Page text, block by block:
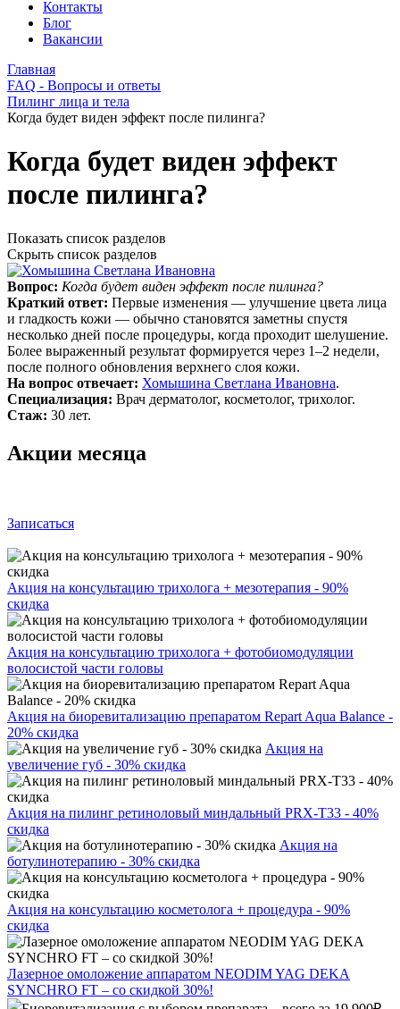
Контакты
Блог
Вакансии
Главная
FAQ - Вопросы и ответы
Пилинг лица и тела
Когда будет виден эффект после пилинга?
Когда будет виден эффект
после пилинга?
Показать список разделов
Скрыть список разделов
Вопрос: Когда будет виден эффект после пилинга?
Краткий ответ: Первые изменения — улучшение цвета лица
и гладкость кожи — обычно становятся заметны спустя
несколько дней после процедуры, когда проходит шелушение.
Более выраженный результат формируется через 1–2 недели,
после полного обновления верхнего слоя кожи.
На вопрос отвечает: Хомышина Светлана Ивановна.
Специализация: Врач дерматолог, косметолог, трихолог.
Стаж: 30 лет.
Акции месяца
Записаться
Акция на консультацию трихолога + мезотерапия - 90%
скидка
Акция на консультацию трихолога + фотобиомодуляции
волосистой части головы
Акция на биоревитализацию препаратом Repart Aqua Balance -
20% скидка
Акция на
увеличение губ - 30% скидка
Акция на пилинг ретиноловый миндальный PRX-T33 - 40%
скидка
Акция на
ботулинотерапию - 30% скидка
Акция на консультацию косметолога + процедура - 90%
скидка
Лазерное омоложение аппаратом NEODIM YAG DEKA
SYNCHRO FT – со скидкой 30%!